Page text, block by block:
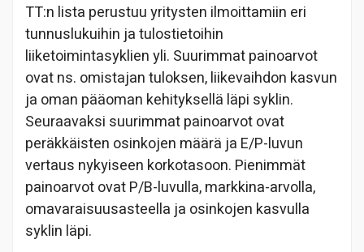
TT:n lista perustuu yritysten ilmoittamiin eri
tunnuslukuihin ja tulostietoihin
liiketoimintasyklien yli. Suurimmat painoarvot
ovat ns. omistajan tuloksen, liikevaihdon kasvun
ja oman pääoman kehityksellä läpi syklin.
Seuraavaksi suurimmat painoarvot ovat
peräkkäisten osinkojen määrä ja E/P-luvun
vertaus nykyiseen korkotasoon. Pienimmät
painoarvot ovat P/B-luvulla, markkina-arvolla,
omavaraisuusasteella ja osinkojen kasvulla
syklin läpi.